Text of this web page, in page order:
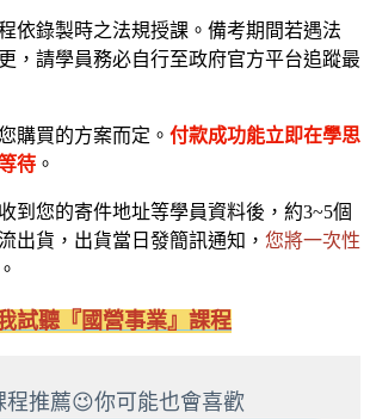
依錄製時之法規授課。備考期間若遇法
，請學員務必自行至政府官方平台追蹤最
購買的方案而定。 付款成功能立即在學思
待 。
到您的寄件地址等學員資料後，約3~5個
出貨，出貨當日發簡訊通知， 您將一次性
。
試聽『國營事業』課程
程推薦😉你可能也會喜歡